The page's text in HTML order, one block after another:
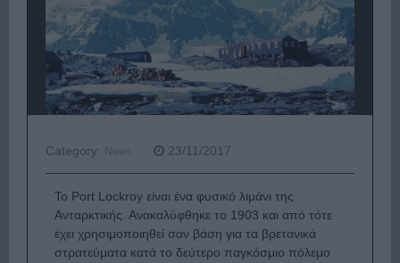
Category: News 23/11/2017
Το Port Lockroy είναι ένα φυσικό λιμάνι της
Ανταρκτικής. Ανακαλύφθηκε το 1903 και από τότε
έχει χρησιμοποιηθεί σαν βάση για τα βρετανικά
στρατεύματα κατά το δεύτερο παγκόσμιο πόλεμο